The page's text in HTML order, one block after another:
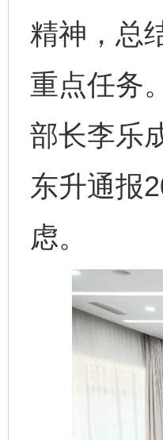
精神，总
重点任务
部长李乐
东升通报
虑。